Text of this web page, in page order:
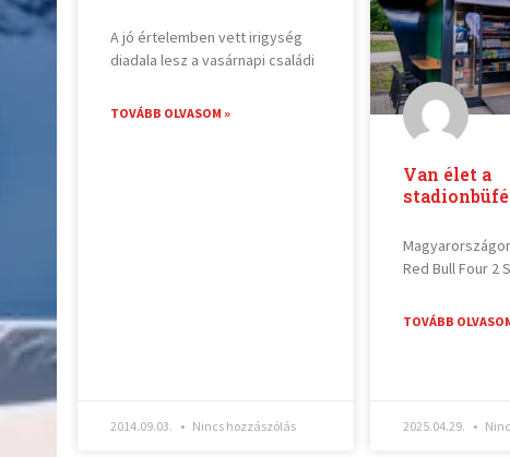
A jó értelemben vett irigység
diadala lesz a vasárnapi családi
TOVÁBB OLVASOM »
2014.09.03. Nincs hozzászólás
Van élet a
Red Bull Four 2
TOVÁBB
2025.04.29.